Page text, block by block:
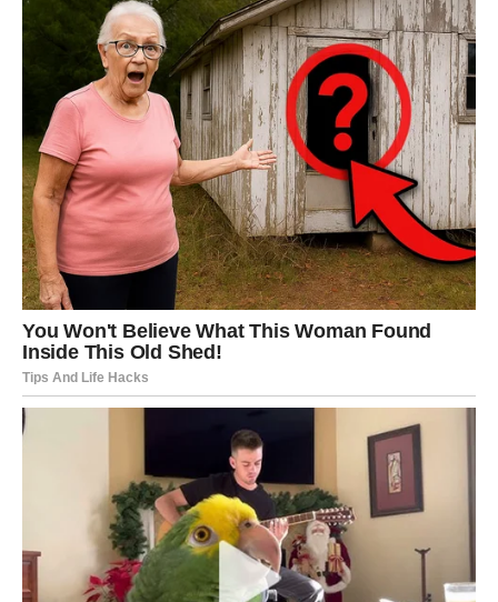
STRELAC – NOVI HORIZONTI
Strelac oseća potrebu za promenom.
Ljubav:Nova osoba ili povratak stare priče.
Posao: Ideja koja može prerasti u projekat.
Lekcija:Sloboda dolazi kroz odgovornost.
JARAC – REZULTATI DOLAZE
Jarac vidi konkretne pomake.
Stabilnost i ozbiljni planovi.
Priznanje za trud.
Podelite emocije, ne držite ih u sebi.
VODOLIJA – IZNENAĐENJE I